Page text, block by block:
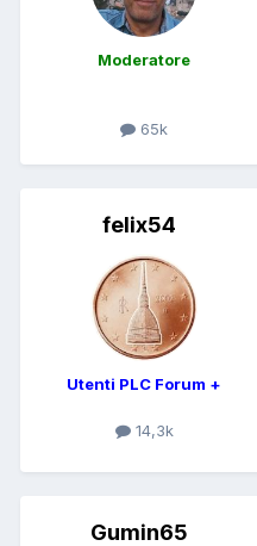
Moderatore
65k
felix54
Utenti PLC Forum +
14,3k
Gumin65